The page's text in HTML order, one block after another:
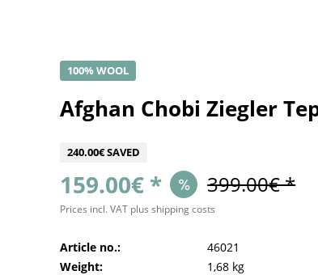
100% WOOL
Afghan Chobi Ziegler
240.00€ SAVED
159.00€ * 399.00€ *
Prices incl. VAT plus shipping costs
Article no.:
46021
Weight:
1,68 kg